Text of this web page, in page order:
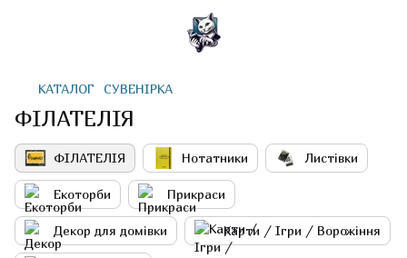
КАТАЛОГ СУВЕНІРКА
ФІЛАТЕЛІЯ
ФІЛАТЕЛІЯ Нотатники Листівки
Екоторби Прикраси
Декор для домівки Карти / Ігри / Ворожіння